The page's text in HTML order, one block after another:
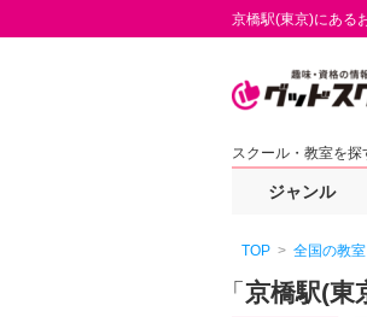
京橋駅(東京)にある
スクール・教室を探
ジャンル
TOP 全国の教
「 京橋駅(東